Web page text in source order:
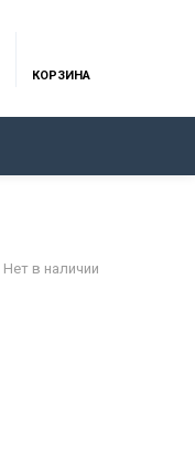
КОРЗИНА
Нет в наличии